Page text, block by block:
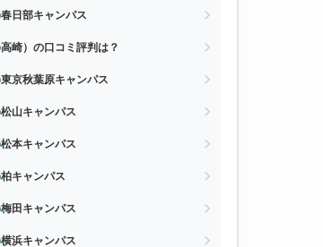
春日部キャンパス
高崎）の口コミ評判は？
東京秋葉原キャンパス
松山キャンパス
松本キャンパス
柏キャンパス
梅田キャンパス
横浜キャンパス